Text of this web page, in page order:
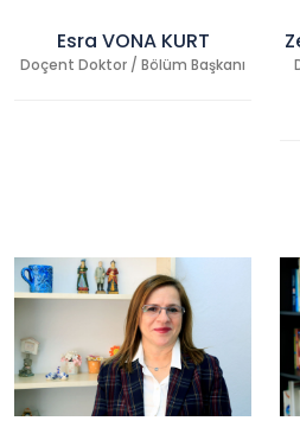
Esra VONA KURT
Doçent Doktor / Bölüm Başkanı